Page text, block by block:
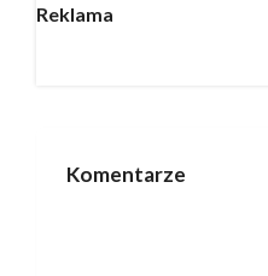
Reklama
Komentarze